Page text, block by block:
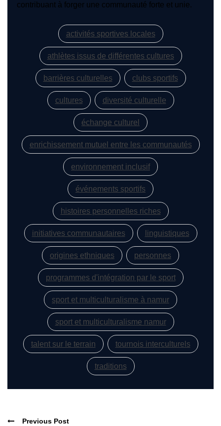
contribuant à forger une communauté forte et unie.
activités sportives locales
athlètes issus de différentes cultures
barrières culturelles clubs sportifs
cultures diversité culturelle
échange culturel
enrichissement mutuel entre les communautés
environnement inclusif
événements sportifs
histoires personnelles riches
initiatives communautaires linguistiques
origines ethniques personnes
programmes d'intégration par le sport
sport et multiculturalisme à namur
sport et multiculturalisme namur
talent sur le terrain tournois interculturels
traditions
Previous Post